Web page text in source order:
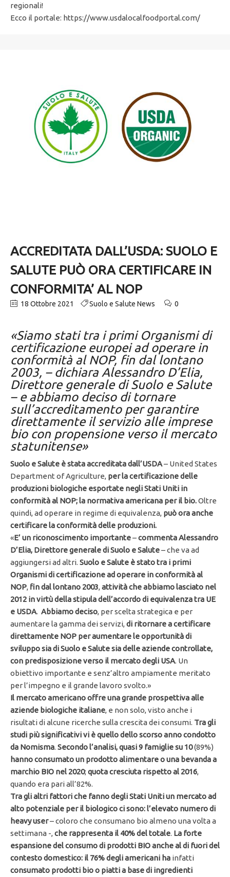
regionali!
Ecco il portale: https://www.usdalocalfoodportal.com/
ACCREDITATA DALL’USDA: SUOLO E
SALUTE PUÒ ORA CERTIFICARE IN
CONFORMITA’ AL NOP
18 Ottobre 2021 Suolo e Salute News 0
«Siamo stati tra i primi Organismi di
certificazione europei ad operare in
conformità al NOP, fin dal lontano
2003, – dichiara Alessandro D’Elia,
Direttore generale di Suolo e Salute
– e abbiamo deciso di tornare
sull’accreditamento per garantire
direttamente il servizio alle imprese
bio con propensione verso il mercato
statunitense»
Suolo e Salute è stata accreditata dall’USDA– United States
Department of Agriculture, per la certificazione delle
produzioni biologiche esportate negli Stati Uniti in
conformità al NOP; la normativa americana per il bio.Oltre
quindi, ad operare in regime di equivalenza, può ora anche
certificare la conformità delle produzioni.
«E’ un riconoscimento importante–commenta Alessandro
D’Elia, Direttore generale di Suolo e Salute– che va ad
aggiungersi ad altri. Suolo e Salute è stato tra i primi
Organismi di certificazione ad operare in conformità al
NOP, fin dal lontano 2003,attività che abbiamo lasciato nel
2012 in virtù della stipula dell’accordo di equivalenza tra UE
e USDA. Abbiamo deciso, per scelta strategica e per
aumentare la gamma dei servizi,di ritornare a certificare
direttamente NOP per aumentare le opportunità di
sviluppo sia di Suolo e Salute sia delle aziende controllate,
con predisposizione verso il mercato degli USA. Un
obiettivo importante e senz’altro ampiamente meritato
per l’impegno e il grande lavoro svolto.»
Il mercato americano offre una grande prospettiva alle
aziende biologiche italiane, e non solo, visto anche i
risultati di alcune ricerche sulla crescita dei consumi. Tra gli
studi più significativi vi è quello dello scorso anno condotto
da Nomisma. Secondo l’analisi, quasi 9 famiglie su 10(89%)
hanno consumato un prodotto alimentare o una bevanda a
marchio BIO nel 2020; quota cresciuta rispetto al 2016,
quando era pari all’82%.
Tra gli altri fattori che fanno degli Stati Uniti un mercato ad
alto potenziale per il biologico ci sono: l’elevato numero di
heavy user– coloro che consumano bio almeno una volta a
settimana -,che rappresenta il 40% del totale. La forte
espansione del consumo di prodotti BIO anche al di fuori del
contesto domestico: il 76% degli americani ha infatti
consumato prodotti bio o piatti a base di ingredienti